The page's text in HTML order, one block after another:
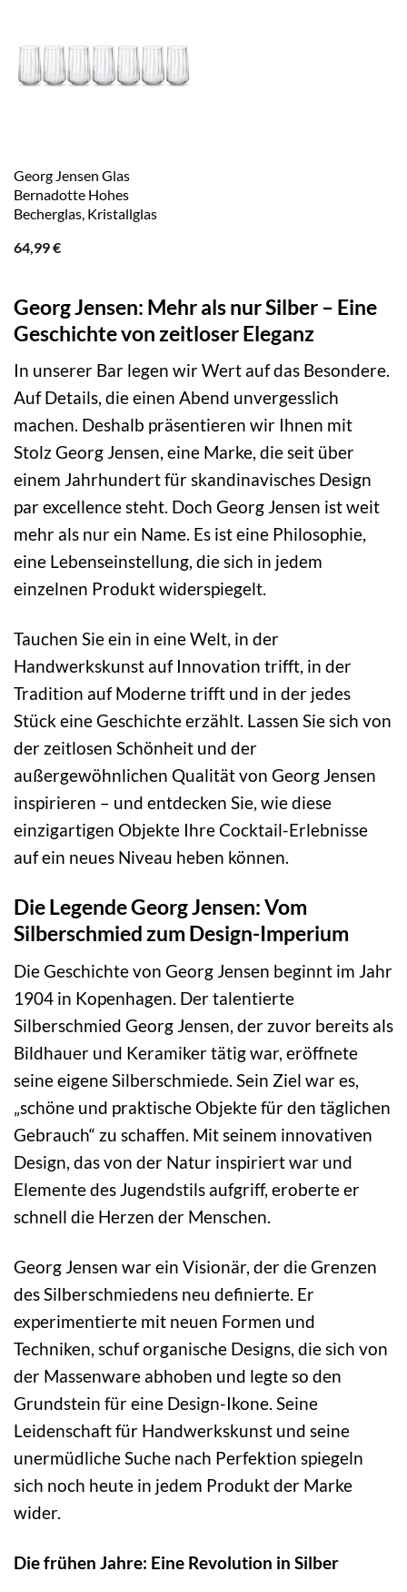
Georg Jensen Glas
Bernadotte Hohes
Becherglas, Kristallglas
64,99€
Georg Jensen: Mehr als nur Silber – Eine
Geschichte von zeitloser Eleganz
In unserer Bar legen wir Wert auf das Besondere.
Auf Details, die einen Abend unvergesslich
machen. Deshalb präsentieren wir Ihnen mit
Stolz Georg Jensen, eine Marke, die seit über
einem Jahrhundert für skandinavisches Design
par excellence steht. Doch Georg Jensen ist weit
mehr als nur ein Name. Es ist eine Philosophie,
eine Lebenseinstellung, die sich in jedem
einzelnen Produkt widerspiegelt.
Tauchen Sie ein in eine Welt, in der
Handwerkskunst auf Innovation trifft, in der
Tradition auf Moderne trifft und in der jedes
Stück eine Geschichte erzählt. Lassen Sie sich von
der zeitlosen Schönheit und der
außergewöhnlichen Qualität von Georg Jensen
inspirieren – und entdecken Sie, wie diese
einzigartigen Objekte Ihre Cocktail-Erlebnisse
auf ein neues Niveau heben können.
Die Legende Georg Jensen: Vom
Silberschmied zum Design-Imperium
Die Geschichte von Georg Jensen beginnt im Jahr
1904 in Kopenhagen. Der talentierte
Silberschmied Georg Jensen, der zuvor bereits als
Bildhauer und Keramiker tätig war, eröffnete
seine eigene Silberschmiede. Sein Ziel war es,
„schöne und praktische Objekte für den täglichen
Gebrauch“ zu schaffen. Mit seinem innovativen
Design, das von der Natur inspiriert war und
Elemente des Jugendstils aufgriff, eroberte er
schnell die Herzen der Menschen.
Georg Jensen war ein Visionär, der die Grenzen
des Silberschmiedens neu definierte. Er
experimentierte mit neuen Formen und
Techniken, schuf organische Designs, die sich von
der Massenware abhoben und legte so den
Grundstein für eine Design-Ikone. Seine
Leidenschaft für Handwerkskunst und seine
unermüdliche Suche nach Perfektion spiegeln
sich noch heute in jedem Produkt der Marke
wider.
Die frühen Jahre: Eine Revolution in Silber